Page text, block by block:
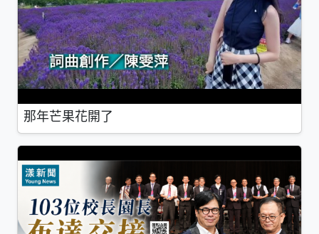
那年芒果花開了